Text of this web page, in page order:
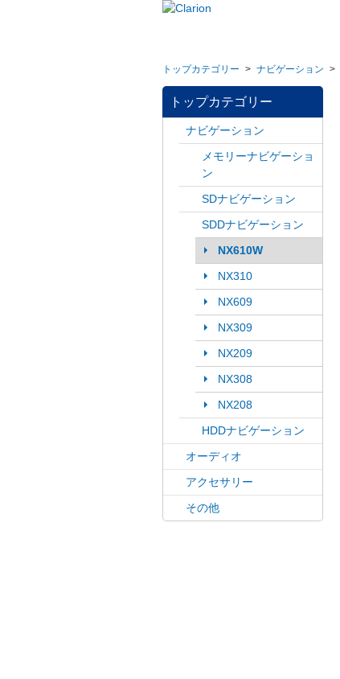
トップカテゴリー > ナビゲーション >
トップカテゴリー
ナビゲーション
メモリーナビゲーショ
ン
SDナビゲーション
SDDナビゲーション
NX610W
NX310
NX609
NX309
NX209
NX308
NX208
HDDナビゲーション
オーディオ
アクセサリー
その他